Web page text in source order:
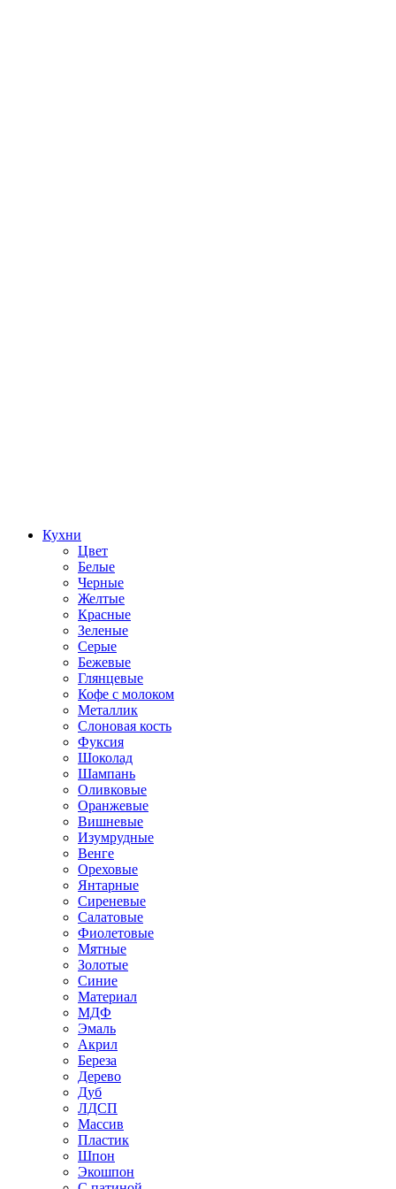
Кухни
Цвет
Белые
Черные
Желтые
Красные
Зеленые
Серые
Бежевые
Глянцевые
Кофе с молоком
Металлик
Слоновая кость
Фуксия
Шоколад
Шампань
Оливковые
Оранжевые
Вишневые
Изумрудные
Венге
Ореховые
Янтарные
Сиреневые
Салатовые
Фиолетовые
Мятные
Золотые
Синие
Материал
МДФ
Эмаль
Акрил
Береза
Дерево
Дуб
ЛДСП
Массив
Пластик
Шпон
Экошпон